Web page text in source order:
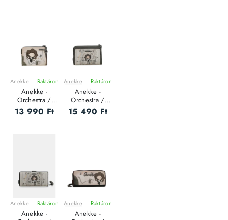
ÚJ
Anekke Raktáron
Anekke -
Orchestra /
RFID - Női
pénztárca - S
13 990 Ft
ÚJ
Anekke Raktáron
Anekke -
Orchestra /
RFID - Női
pénztárca - M
15 490 Ft
ÚJ
Anekke Raktáron
Anekke -
ÚJ
Anekke Raktáron
Anekke -